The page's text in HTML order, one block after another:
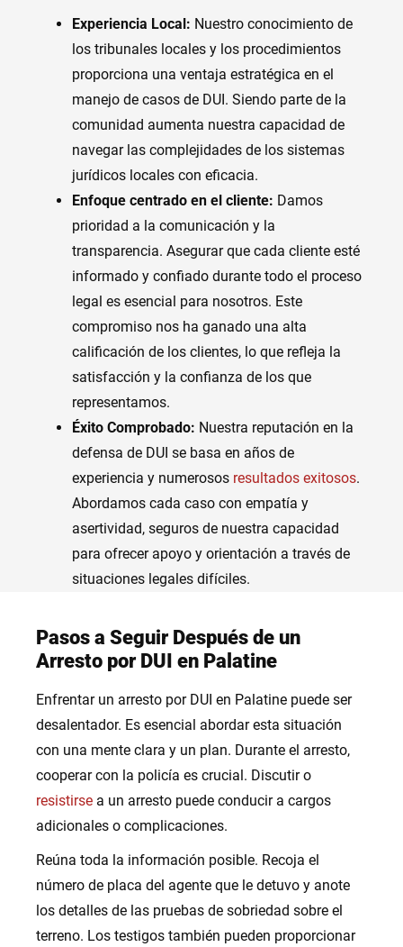
Experiencia Local: Nuestro conocimiento de
los tribunales locales y los procedimientos
proporciona una ventaja estratégica en el
manejo de casos de DUI. Siendo parte de la
comunidad aumenta nuestra capacidad de
navegar las complejidades de los sistemas
jurídicos locales con eficacia.
Enfoque centrado en el cliente: Damos
prioridad a la comunicación y la
transparencia. Asegurar que cada cliente esté
informado y confiado durante todo el proceso
legal es esencial para nosotros. Este
compromiso nos ha ganado una alta
calificación de los clientes, lo que refleja la
satisfacción y la confianza de los que
representamos.
Éxito Comprobado: Nuestra reputación en la
defensa de DUI se basa en años de
experiencia y numerosos resultados exitosos.
Abordamos cada caso con empatía y
asertividad, seguros de nuestra capacidad
para ofrecer apoyo y orientación a través de
situaciones legales difíciles.
Pasos a Seguir Después de un
Arresto por DUI en Palatine
Enfrentar un arresto por DUI en Palatine puede ser
desalentador. Es esencial abordar esta situación
con una mente clara y un plan. Durante el arresto,
cooperar con la policía es crucial. Discutir o
resistirse a un arresto puede conducir a cargos
adicionales o complicaciones.
Reúna toda la información posible. Recoja el
número de placa del agente que le detuvo y anote
los detalles de las pruebas de sobriedad sobre el
terreno. Los testigos también pueden proporcionar